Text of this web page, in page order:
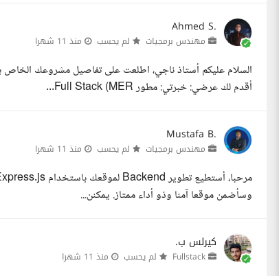
Ahmed S.
مهندس برمجيات لم يحسب منذ 11 شهرا
أقدم لك عرضي: خبرتي: مطور Full Stack (MER...
Mustafa B.
مهندس برمجيات لم يحسب منذ 11 شهرا
وسأضمن موقعا آمنا وذو أداء ممتاز. يمكنن...
كيرلس ب.
لم يحسب منذ 11 شهرا